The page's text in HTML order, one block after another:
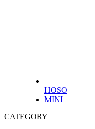
HOSO
MINI
CATEGORY